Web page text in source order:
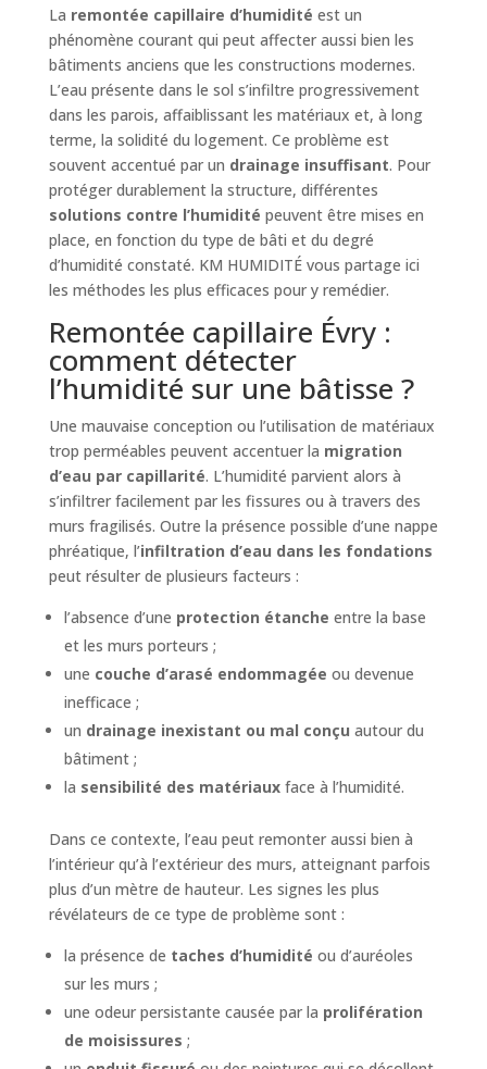
La remontée capillaire d’humidité est un
phénomène courant qui peut affecter aussi bien les
bâtiments anciens que les constructions modernes.
L’eau présente dans le sol s’infiltre progressivement
dans les parois, affaiblissant les matériaux et, à long
terme, la solidité du logement. Ce problème est
souvent accentué par un drainage insuffisant. Pour
protéger durablement la structure, différentes
solutions contre l’humidité peuvent être mises en
place, en fonction du type de bâti et du degré
d’humidité constaté. KM HUMIDITÉ vous partage ici
les méthodes les plus efficaces pour y remédier.
Remontée capillaire Évry :
comment détecter
l’humidité sur une bâtisse ?
Une mauvaise conception ou l’utilisation de matériaux
trop perméables peuvent accentuer la migration
d’eau par capillarité. L’humidité parvient alors à
s’infiltrer facilement par les fissures ou à travers des
murs fragilisés. Outre la présence possible d’une nappe
phréatique, l’infiltration d’eau dans les fondations
peut résulter de plusieurs facteurs :
l’absence d’une protection étanche entre la base
et les murs porteurs ;
une couche d’arasé endommagée ou devenue
inefficace ;
un drainage inexistant ou mal conçu autour du
bâtiment ;
la sensibilité des matériauxface à l’humidité.
Dans ce contexte, l’eau peut remonter aussi bien à
l’intérieur qu’à l’extérieur des murs, atteignant parfois
plus d’un mètre de hauteur. Les signes les plus
révélateurs de ce type de problème sont :
la présence de taches d’humidité ou d’auréoles
sur les murs ;
une odeur persistante causée par la prolifération
de moisissures ;